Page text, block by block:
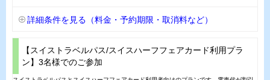
詳細条件を見る（料金・予約期限・取消料など）
【スイストラベルパス/スイスハーフフェアカード利用プラ
ン】3名様でのご参加